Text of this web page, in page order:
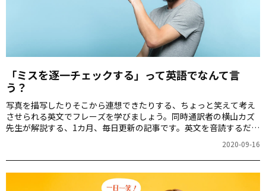
「ミスを逐一チェックする」って英語でなんて言
う？
写真を描写したりそこから連想できたりする、ちょっと笑えて考え
させられる英文でフレーズを学びましょう。同時通訳者の横山カズ
先生が解説する、1カ月、毎日更新の記事です。英文を音読するだけ
2020-09-16